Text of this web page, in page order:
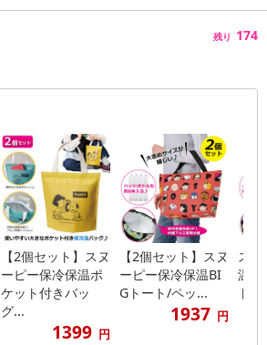
残り 174
【2個セット】スヌ
ーピー保冷保温ポ
ケット付きバッ
グ...
1399 円
【2個セット】スヌ
ーピー保冷保温BI
Gトート/ペッ...
1937 円
ス
温
ト